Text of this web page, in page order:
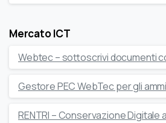
Mercato ICT
Webtec – sottoscrivi documenti
Gestore PEC WebTec per gli
RENTRI – Conservazione Digitale